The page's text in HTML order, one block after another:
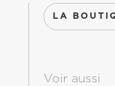
LA
Voir aussi